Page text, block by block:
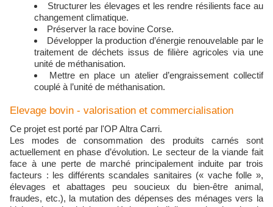
Structurer les élevages et les rendre résilients face au
changement climatique.
Préserver la race bovine Corse.
Développer la production d’énergie renouvelable par le
traitement de déchets issus de filière agricoles via une
unité de méthanisation.
Mettre en place un atelier d’engraissement collectif
couplé à l’unité de méthanisation.
Elevage bovin - valorisation et commercialisation
Ce projet est porté par l'OP Altra Carri.
Les modes de consommation des produits carnés sont
actuellement en phase d’évolution. Le secteur de la viande fait
face à une perte de marché principalement induite par trois
facteurs : les différents scandales sanitaires (« vache folle »,
élevages et abattages peu soucieux du bien-être animal,
fraudes, etc.), la mutation des dépenses des ménages vers la